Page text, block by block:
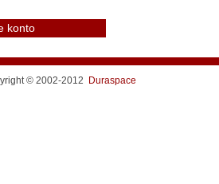
konto
© 2002-2012 Duraspace